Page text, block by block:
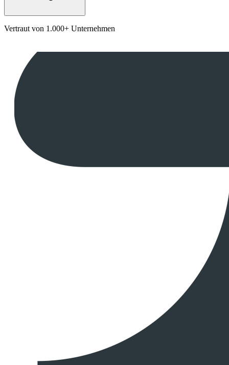
Vertraut von 1.000+ Unternehmen